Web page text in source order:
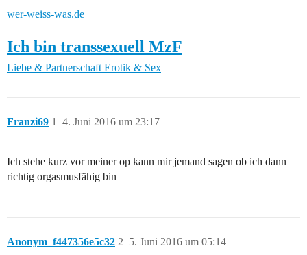
wer-weiss-was.de
Ich bin transsexuell MzF
Liebe & Partnerschaft Erotik & Sex
Franzi69 4. Juni 2016 um 23:17
1
Ich stehe kurz vor meiner op kann mir jemand sagen ob ich dann
richtig orgasmusfähig bin
Anonym_f447356e5c32 5. Juni 2016 um 05:14
2